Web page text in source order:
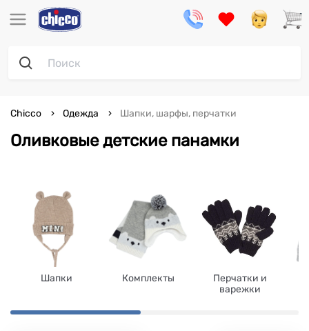
Оливковые детские панамки
Chicco Одежда Шапки, шарфы, перчатки
Шапки Комплекты
Перчатки и
варежки